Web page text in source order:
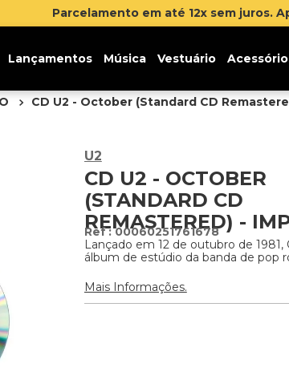
juros. Aproveite!
Lançamentos Música Vestuário
CD U2 - October (Standard CD
U2
CD U2 - OCTOBER
(STANDARD CD
REMASTERED) -
:00060251761678
Lançado em 12 de outubro de
álbum de estúdio da banda de pop
Mais Informações.